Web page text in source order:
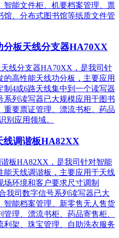
智能文件柜、机要档案管理、票
、分布式图书馆等纸质文件管
板天线分支器HA70XX
线分支器HA70XX，是我司针
高性能天线功分板，主要应用
4或6路天线集中到一个读写器
系列读写器已大规模应用于图书
要票证管理、漂流书柜、药品
别应用领域。
调谐板HA82XX
板HA82XX，是我司针对智能
能天线调谐板，主要应用于天线
环境和客户要求尺寸调制
我司数字信号系列读写器已大
智能档案管理、新零售无人售货
理、漂流书柜、药品寄售柜、
架、珠宝管理、自助洗衣服务